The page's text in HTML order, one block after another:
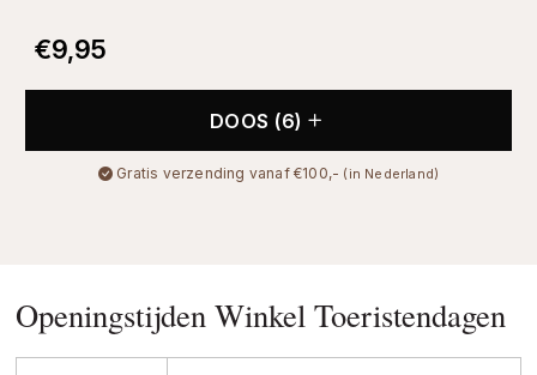
€9,95
DOOS (6)
Gratis verzending vanaf €100,- (in Nederland)
Openingstijden Winkel Toeristendagen